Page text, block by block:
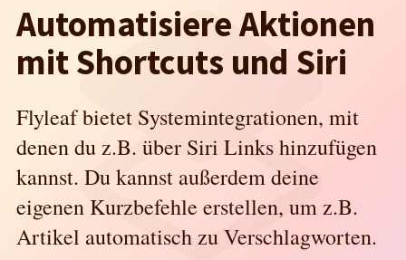
Automatisiere Aktionen
mit Shortcuts und Siri
Flyleaf bietet Systemintegrationen, mit
denen du z.B. über Siri Links hinzufügen
kannst. Du kannst außerdem deine
eigenen Kurzbefehle erstellen, um z.B.
Artikel automatisch zu Verschlagworten.